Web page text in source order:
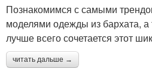
Познакомимся с самыми
моделями одежды из бархата, а
лучше всего сочетается этот
читать дальше →